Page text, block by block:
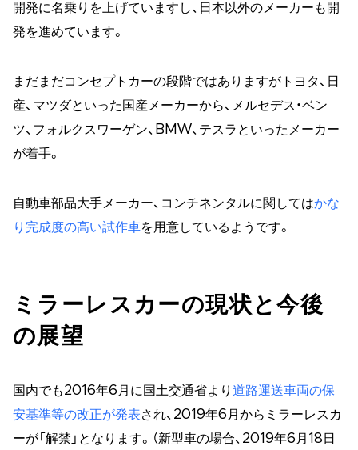
開発に名乗りを上げていますし、日本以外のメーカーも開
発を進めています。
まだまだコンセプトカーの段階ではありますがトヨタ、日
産、マツダといった国産メーカーから、メルセデス・ベン
ツ、フォルクスワーゲン、BMW、テスラといったメーカー
が着手。
自動車部品大手メーカー、コンチネンタルに関してはかな
り完成度の高い試作車を用意しているようです。
ミラーレスカーの現状と今後
の展望
国内でも2016年6月に国土交通省より 道路運送車両の保
安基準等の改正が発表され、2019年6月からミラーレスカ
ーが「解禁」となります。（新型車の場合、2019年6月18日